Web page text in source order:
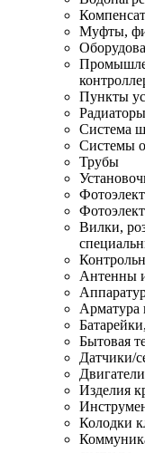
Муфты,
Пункты
Система
Системы
Трубы
Вилки,
Антенны
Арматура
Бытовая
Датчики/
Изделия
Колодки